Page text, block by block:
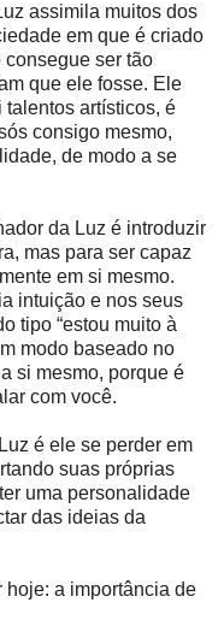
assimila muitos dos
em que é criado
consegue ser tão
que ele fosse. Ele
artísticos, é
consigo mesmo,
de modo a se
da Luz é introduzir
mas para ser capaz
em si mesmo.
intuição e nos seus
tipo “estou muito à
modo baseado no
si mesmo, porque é
com você.
é ele se perder em
suas próprias
uma personalidade
das ideias da
hoje: a importância de